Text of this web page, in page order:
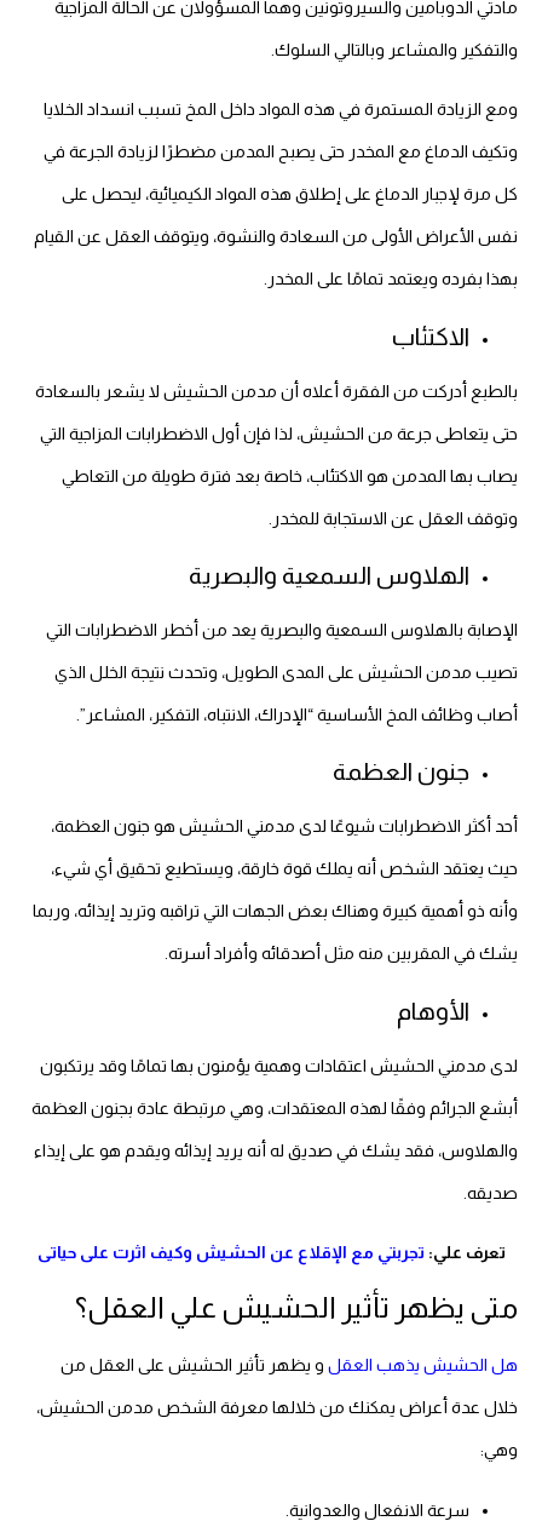
مادتي الدوبامين والسيروتونين وهما المسؤولان عن الحالة المزاجية
والتفكير والمشاعر وبالتالي السلوك.
ومع الزيادة المستمرة في هذه المواد داخل المخ تسبب انسداد الخلايا
وتكيف الدماغ مع المخدر حتى يصبح المدمن مضطرًا لزيادة الجرعة في
كل مرة لإجبار الدماغ على إطلاق هذه المواد الكيميائية، ليحصل على
نفس الأعراض الأولى من السعادة والنشوة، ويتوقف العقل عن القيام
بهذا بفرده ويعتمد تمامًا على المخدر.
الاكتئاب
بالطبع أدركت من الفقرة أعلاه أن مدمن الحشيش لا يشعر بالسعادة
حتى يتعاطى جرعة من الحشيش، لذا فإن أول الاضطرابات المزاجية التي
يصاب بها المدمن هو الاكتئاب، خاصة بعد فترة طويلة من التعاطي
وتوقف العقل عن الاستجابة للمخدر.
الهلاوس السمعية والبصرية
الإصابة بالهلاوس السمعية والبصرية يعد من أخطر الاضطرابات التي
تصيب مدمن الحشيش على المدى الطويل، وتحدث نتيجة الخلل الذي
أصاب وظائف المخ الأساسية “الإدراك، الانتباه، التفكير، المشاعر”.
جنون العظمة
أحد أكثر الاضطرابات شيوعًا لدى مدمني الحشيش هو جنون العظمة،
حيث يعتقد الشخص أنه يملك قوة خارقة، ويستطيع تحقيق أي شيء،
وأنه ذو أهمية كبيرة وهناك بعض الجهات التي تراقبه وتريد إيذائه، وربما
يشك في المقربين منه مثل أصدقائه وأفراد أسرته.
الأوهام
لدى مدمني الحشيش اعتقادات وهمية يؤمنون بها تمامًا وقد يرتكبون
أبشع الجرائم وفقًا لهذه المعتقدات، وهي مرتبطة عادة بجنون العظمة
والهلاوس، فقد يشك في صديق له أنه يريد إيذائه ويقدم هو على إيذاء
صديقه.
تعرف علي: تجربتي مع الإقلاع عن الحشيش وكيف اثرت على حياتى
متى يظهر تأثير الحشيش علي العقل؟
هل الحشيش يذهب العقل و يظهر تأثير الحشيش على العقل من
خلال عدة أعراض يمكنك من خلالها معرفة الشخص مدمن الحشيش،
وهي:
سرعة الانفعال والعدوانية.